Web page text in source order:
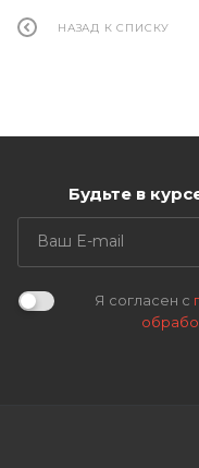
НАЗАД К СПИСКУ
Будьте в
Я согласен с